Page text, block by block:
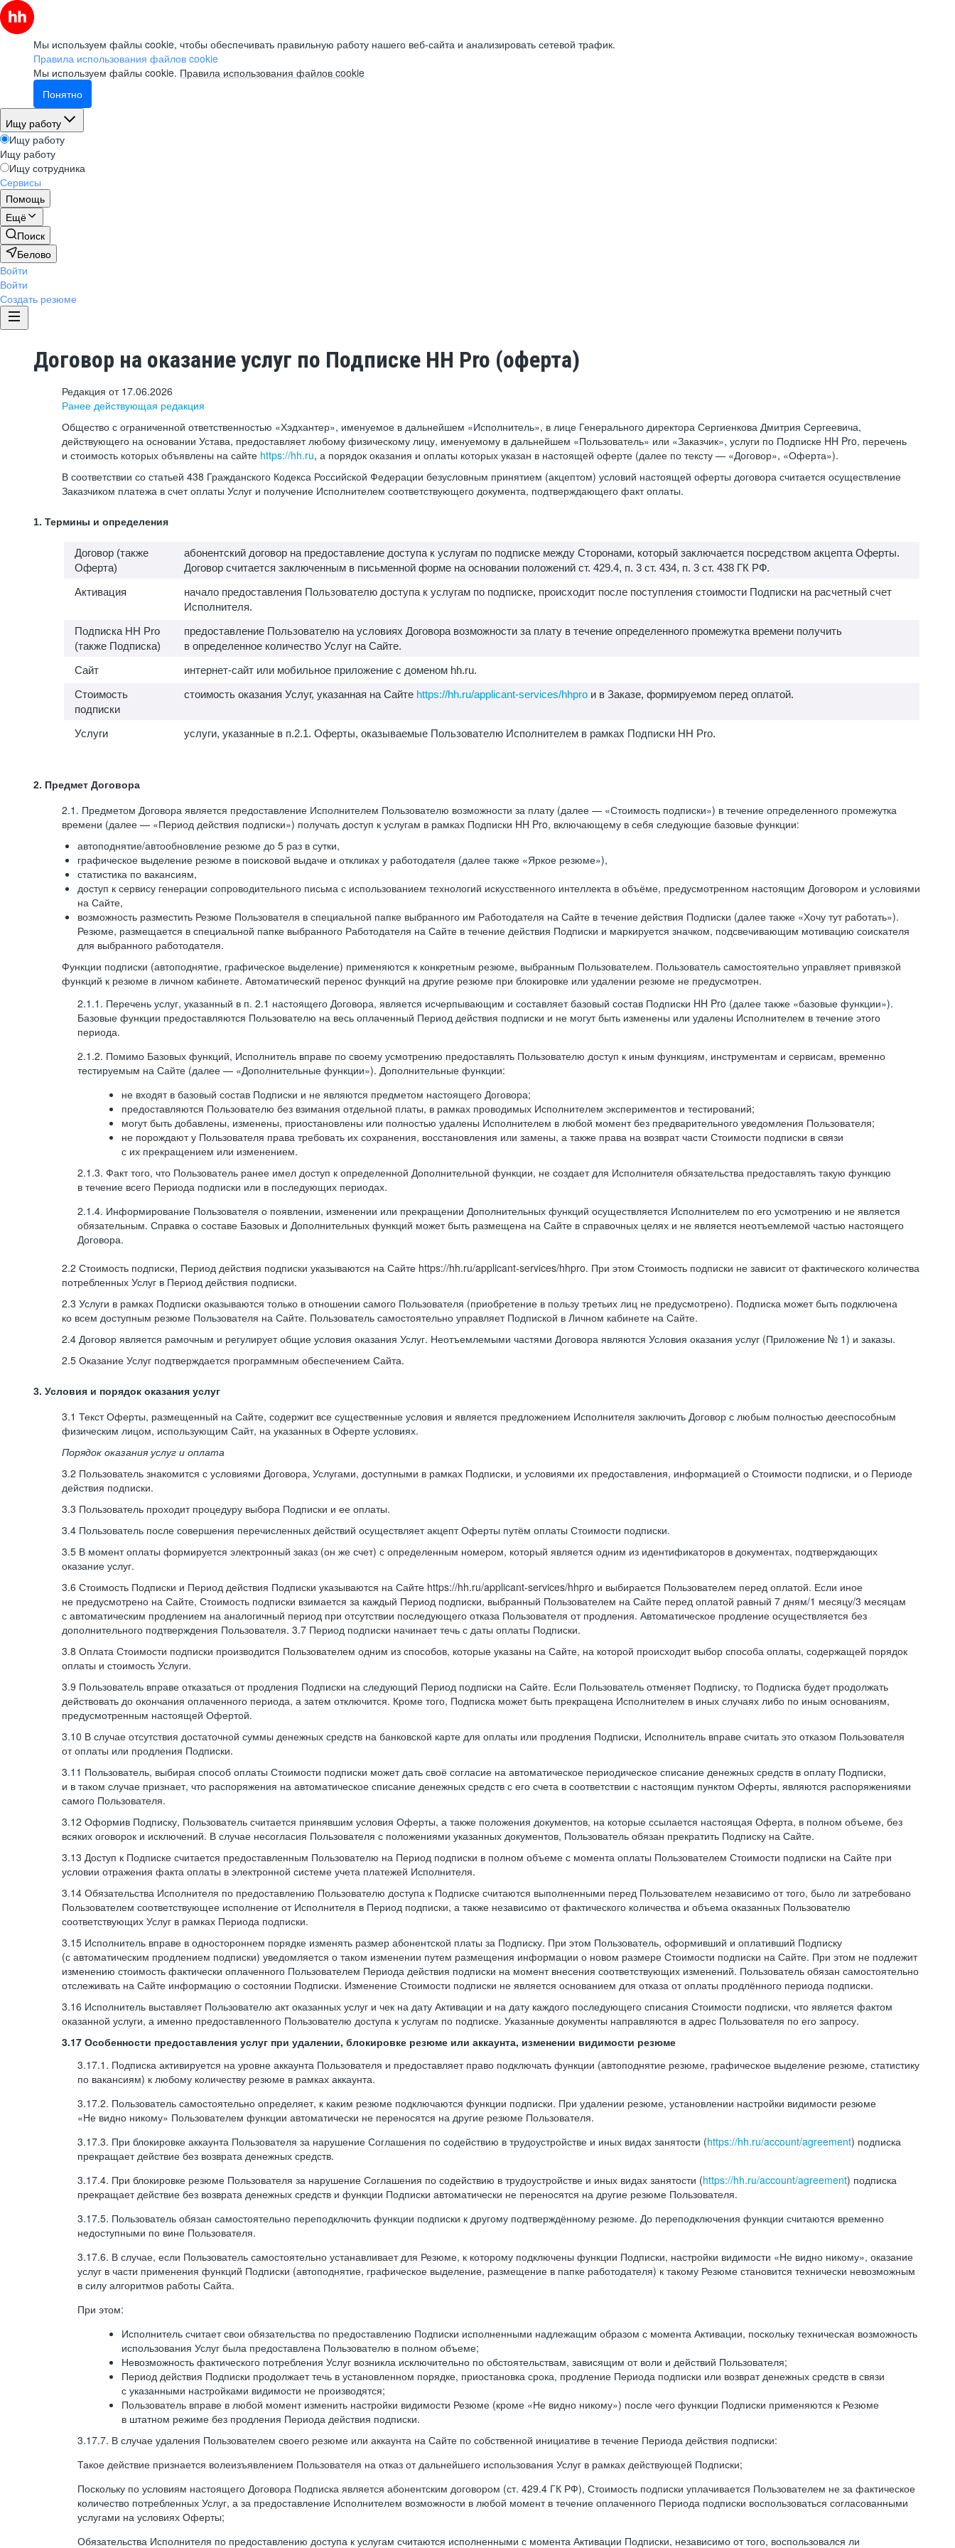
Мы используем файлы cookie, чтобы обеспечивать правильную работу нашего веб-сайта и анализировать сетевой трафик.
Правила использования файлов cookie
Мы используем файлы cookie. Правила использования файлов cookie
Понятно
Ищу работу
Ищу работу
Ищу работу
Ищу сотрудника
Сервисы
Помощь
Ещё
Поиск
Белово
Войти
Войти
Создать резюме
Договор на оказание услуг по Подписке HH Pro (оферта)
Редакция от 17.06.2026
Ранее действующая редакция
Общество с ограниченной ответственностью «Хэдхантер», именуемое в дальнейшем «Исполнитель», в лице Генерального директора Сергиенкова Дмитрия Сергеевича,
действующего на основании Устава, предоставляет любому физическому лицу, именуемому в дальнейшем «Пользователь» или «Заказчик», услуги по Подписке HH Pro, перечень
и стоимость которых объявлены на сайте https://hh.ru, а порядок оказания и оплаты которых указан в настоящей оферте (далее по тексту — «Договор», «Оферта»).
В соответствии со статьей 438 Гражданского Кодекса Российской Федерации безусловным принятием (акцептом) условий настоящей оферты договора считается осуществление
Заказчиком платежа в счет оплаты Услуг и получение Исполнителем соответствующего документа, подтверждающего факт оплаты.
1. Термины и определения
Договор (также
Оферта)
абонентский договор на предоставление доступа к услугам по подписке между Сторонами, который заключается посредством акцепта Оферты.
Договор считается заключенным в письменной форме на основании положений ст. 429.4, п. 3 ст. 434, п. 3 ст. 438 ГК РФ.
Активация
начало предоставления Пользователю доступа к услугам по подписке, происходит после поступления стоимости Подписки на расчетный счет
Исполнителя.
Подписка HH Pro
(также Подписка)
предоставление Пользователю на условиях Договора возможности за плату в течение определенного промежутка времени получить
в определенное количество Услуг на Сайте.
Сайт
интернет-сайт или мобильное приложение с доменом hh.ru.
Стоимость
подписки
стоимость оказания Услуг, указанная на Сайте https://hh.ru/applicant-services/hhpro и в Заказе, формируемом перед оплатой.
Услуги услуги, указанные в п.2.1. Оферты, оказываемые Пользователю Исполнителем в рамках Подписки HH Pro.
2. Предмет Договора
2.1. Предметом Договора является предоставление Исполнителем Пользователю возможности за плату (далее — «Стоимость подписки») в течение определенного промежутка
времени (далее — «Период действия подписки») получать доступ к услугам в рамках Подписки HH Pro, включающему в себя следующие базовые функции:
автоподнятие/автообновление резюме до 5 раз в сутки,
графическое выделение резюме в поисковой выдаче и откликах у работодателя (далее также «Яркое резюме»),
статистика по вакансиям,
доступ к сервису генерации сопроводительного письма с использованием технологий искусственного интеллекта в объёме, предусмотренном настоящим Договором и условиями
на Сайте,
возможность разместить Резюме Пользователя в специальной папке выбранного им Работодателя на Сайте в течение действия Подписки (далее также «Хочу тут работать»).
Резюме, размещается в специальной папке выбранного Работодателя на Сайте в течение действия Подписки и маркируется значком, подсвечивающим мотивацию соискателя
для выбранного работодателя.
Функции подписки (автоподнятие, графическое выделение) применяются к конкретным резюме, выбранным Пользователем. Пользователь самостоятельно управляет привязкой
функций к резюме в личном кабинете. Автоматический перенос функций на другие резюме при блокировке или удалении резюме не предусмотрен.
2.1.1. Перечень услуг, указанный в п. 2.1 настоящего Договора, является исчерпывающим и составляет базовый состав Подписки HH Pro (далее также «базовые функции»).
Базовые функции предоставляются Пользователю на весь оплаченный Период действия подписки и не могут быть изменены или удалены Исполнителем в течение этого
периода.
2.1.2. Помимо Базовых функций, Исполнитель вправе по своему усмотрению предоставлять Пользователю доступ к иным функциям, инструментам и сервисам, временно
тестируемым на Сайте (далее — «Дополнительные функции»). Дополнительные функции:
не входят в базовый состав Подписки и не являются предметом настоящего Договора;
предоставляются Пользователю без взимания отдельной платы, в рамках проводимых Исполнителем экспериментов и тестирований;
могут быть добавлены, изменены, приостановлены или полностью удалены Исполнителем в любой момент без предварительного уведомления Пользователя;
не порождают у Пользователя права требовать их сохранения, восстановления или замены, а также права на возврат части Стоимости подписки в связи
с их прекращением или изменением.
2.1.3. Факт того, что Пользователь ранее имел доступ к определенной Дополнительной функции, не создает для Исполнителя обязательства предоставлять такую функцию
в течение всего Периода подписки или в последующих периодах.
2.1.4. Информирование Пользователя о появлении, изменении или прекращении Дополнительных функций осуществляется Исполнителем по его усмотрению и не является
обязательным. Справка о составе Базовых и Дополнительных функций может быть размещена на Сайте в справочных целях и не является неотъемлемой частью настоящего
Договора.
2.2 Стоимость подписки, Период действия подписки указываются на Сайте https://hh.ru/applicant-services/hhpro. При этом Стоимость подписки не зависит от фактического количества
потребленных Услуг в Период действия подписки.
2.3 Услуги в рамках Подписки оказываются только в отношении самого Пользователя (приобретение в пользу третьих лиц не предусмотрено). Подписка может быть подключена
ко всем доступным резюме Пользователя на Сайте. Пользователь самостоятельно управляет Подпиской в Личном кабинете на Сайте.
2.4 Договор является рамочным и регулирует общие условия оказания Услуг. Неотъемлемыми частями Договора являются Условия оказания услуг (Приложение № 1) и заказы.
2.5 Оказание Услуг подтверждается программным обеспечением Сайта.
3. Условия и порядок оказания услуг
3.1 Текст Оферты, размещенный на Сайте, содержит все существенные условия и является предложением Исполнителя заключить Договор с любым полностью дееспособным
физическим лицом, использующим Сайт, на указанных в Оферте условиях.
Порядок оказания услуг и оплата
3.2 Пользователь знакомится с условиями Договора, Услугами, доступными в рамках Подписки, и условиями их предоставления, информацией о Стоимости подписки, и о Периоде
действия подписки.
3.3 Пользователь проходит процедуру выбора Подписки и ее оплаты.
3.4 Пользователь после совершения перечисленных действий осуществляет акцепт Оферты путём оплаты Стоимости подписки.
3.5 В момент оплаты формируется электронный заказ (он же счет) с определенным номером, который является одним из идентификаторов в документах, подтверждающих
оказание услуг.
3.6 Стоимость Подписки и Период действия Подписки указываются на Сайте https://hh.ru/applicant-services/hhpro и выбирается Пользователем перед оплатой. Если иное
не предусмотрено на Сайте, Стоимость подписки взимается за каждый Период подписки, выбранный Пользователем на Сайте перед оплатой равный 7 дням/1 месяцу/3 месяцам
с автоматическим продлением на аналогичный период при отсутствии последующего отказа Пользователя от продления. Автоматическое продление осуществляется без
дополнительного подтверждения Пользователя. 3.7 Период подписки начинает течь с даты оплаты Подписки.
3.8 Оплата Стоимости подписки производится Пользователем одним из способов, которые указаны на Сайте, на которой происходит выбор способа оплаты, содержащей порядок
оплаты и стоимость Услуги.
3.9 Пользователь вправе отказаться от продления Подписки на следующий Период подписки на Сайте. Если Пользователь отменяет Подписку, то Подписка будет продолжать
действовать до окончания оплаченного периода, а затем отключится. Кроме того, Подписка может быть прекращена Исполнителем в иных случаях либо по иным основаниям,
предусмотренным настоящей Офертой.
3.10 В случае отсутствия достаточной суммы денежных средств на банковской карте для оплаты или продления Подписки, Исполнитель вправе считать это отказом Пользователя
от оплаты или продления Подписки.
3.11 Пользователь, выбирая способ оплаты Стоимости подписки может дать своё согласие на автоматическое периодическое списание денежных средств в оплату Подписки,
и в таком случае признает, что распоряжения на автоматическое списание денежных средств с его счета в соответствии с настоящим пунктом Оферты, являются распоряжениями
самого Пользователя.
3.12 Оформив Подписку, Пользователь считается принявшим условия Оферты, а также положения документов, на которые ссылается настоящая Оферта, в полном объеме, без
всяких оговорок и исключений. В случае несогласия Пользователя с положениями указанных документов, Пользователь обязан прекратить Подписку на Сайте.
3.13 Доступ к Подписке считается предоставленным Пользователю на Период подписки в полном объеме с момента оплаты Пользователем Стоимости подписки на Сайте при
условии отражения факта оплаты в электронной системе учета платежей Исполнителя.
3.14 Обязательства Исполнителя по предоставлению Пользователю доступа к Подписке считаются выполненными перед Пользователем независимо от того, было ли затребовано
Пользователем соответствующее исполнение от Исполнителя в Период подписки, а также независимо от фактического количества и объема оказанных Пользователю
соответствующих Услуг в рамках Периода подписки.
3.15 Исполнитель вправе в одностороннем порядке изменять размер абонентской платы за Подписку. При этом Пользователь, оформивший и оплативший Подписку
(с автоматическим продлением подписки) уведомляется о таком изменении путем размещения информации о новом размере Стоимости подписки на Сайте. При этом не подлежит
изменению стоимость фактически оплаченного Пользователем Периода действия подписки на момент внесения соответствующих изменений. Пользователь обязан самостоятельно
отслеживать на Сайте информацию о состоянии Подписки. Изменение Стоимости подписки не является основанием для отказа от оплаты продлённого периода подписки.
3.16 Исполнитель выставляет Пользователю акт оказанных услуг и чек на дату Активации и на дату каждого последующего списания Стоимости подписки, что является фактом
оказанной услуги, а именно предоставленного Пользователю доступа к услугам по подписке. Указанные документы направляются в адрес Пользователя по его запросу.
3.17 Особенности предоставления услуг при удалении, блокировке резюме или аккаунта, изменении видимости резюме
3.17.1. Подписка активируется на уровне аккаунта Пользователя и предоставляет право подключать функции (автоподнятие резюме, графическое выделение резюме, статистику
по вакансиям) к любому количеству резюме в рамках аккаунта.
3.17.2. Пользователь самостоятельно определяет, к каким резюме подключаются функции подписки. При удалении резюме, установлении настройки видимости резюме
«Не видно никому» Пользователем функции автоматически не переносятся на другие резюме Пользователя.
3.17.3. При блокировке аккаунта Пользователя за нарушение Соглашения по содействию в трудоустройстве и иных видах занятости (https://hh.ru/account/agreement) подписка
прекращает действие без возврата денежных средств.
3.17.4. При блокировке резюме Пользователя за нарушение Соглашения по содействию в трудоустройстве и иных видах занятости (https://hh.ru/account/agreement) подписка
прекращает действие без возврата денежных средств и функции Подписки автоматически не переносятся на другие резюме Пользователя.
3.17.5. Пользователь обязан самостоятельно переподключить функции подписки к другому подтверждённому резюме. До переподключения функции считаются временно
недоступными по вине Пользователя.
3.17.6. В случае, если Пользователь самостоятельно устанавливает для Резюме, к которому подключены функции Подписки, настройки видимости «Не видно никому», оказание
услуг в части применения функций Подписки (автоподнятие, графическое выделение, размещение в папке работодателя) к такому Резюме становится технически невозможным
в силу алгоритмов работы Сайта.
При этом:
Исполнитель считает свои обязательства по предоставлению Подписки исполненными надлежащим образом с момента Активации, поскольку техническая возможность
использования Услуг была предоставлена Пользователю в полном объеме;
Невозможность фактического потребления Услуг возникла исключительно по обстоятельствам, зависящим от воли и действий Пользователя;
Период действия Подписки продолжает течь в установленном порядке, приостановка срока, продление Периода подписки или возврат денежных средств в связи
с указанными настройками видимости не производятся;
Пользователь вправе в любой момент изменить настройки видимости Резюме (кроме «Не видно никому») после чего функции Подписки применяются к Резюме
в штатном режиме без продления Периода действия подписки.
3.17.7. В случае удаления Пользователем своего резюме или аккаунта на Сайте по собственной инициативе в течение Периода действия подписки:
Такое действие признается волеизъявлением Пользователя на отказ от дальнейшего использования Услуг в рамках действующей Подписки;
Поскольку по условиям настоящего Договора Подписка является абонентским договором (ст. 429.4 ГК РФ), Стоимость подписки уплачивается Пользователем не за фактическое
количество потребленных Услуг, а за предоставление Исполнителем возможности в любой момент в течение оплаченного Периода подписки воспользоваться согласованными
услугами на условиях Оферты;
Обязательства Исполнителя по предоставлению доступа к услугам считаются исполненными с момента Активации Подписки, независимо от того, воспользовался ли